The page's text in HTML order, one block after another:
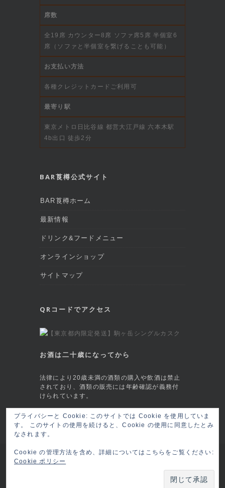
席数
全19席 カウンター8席 ソファ席5席 半個室6
席（ソファと半個室を繋げることも可能）
お支払い方法
各種クレジットカードご利用可
最寄り駅
東京メトロ日比谷線 都営大江戸線 六本木駅
4b出口 徒歩2分
BAR莨樽公式サイト
BAR莨樽ホーム
最新情報
ドリンク&フードメニュー
オンラインショップ
サイトマップ
QRコードでアクセス
お酒は二十歳になってから
法律により20歳未満の酒類の購入や飲酒は禁止
されており、酒類の販売には年齢確認が義務付
けられています。
This site is protected by reCAPTCHA and
the GooglePrivacy PolicyandTerms of
Service
Copyright © 2026 六本木 BAR莨樽(ロウタル/
ロータル) RO-TARU Roppongi, Tokyo
プライバシーと Cookie: このサイトでは Cookie を使用していま
す。 このサイトの使用を続けると、Cookie の使用に同意したとみ
なされます。
Cookie の管理方法を含め、詳細についてはこちらをご覧ください:
Cookie ポリシー